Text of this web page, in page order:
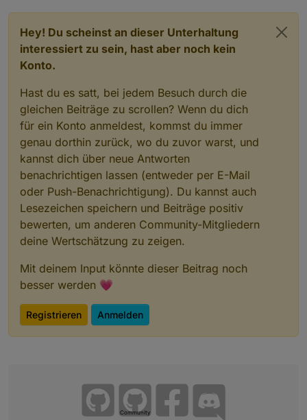
Hey! Du scheinst an dieser Unterhaltung
interessiert zu sein, hast aber noch kein
Konto.
Hast du es satt, bei jedem Besuch durch die
gleichen Beiträge zu scrollen? Wenn du dich
für ein Konto anmeldest, kommst du immer
genau dorthin zurück, wo du zuvor warst, und
kannst dich über neue Antworten
benachrichtigen lassen (entweder per E-Mail
oder Push-Benachrichtigung). Du kannst auch
Lesezeichen speichern und Beiträge positiv
bewerten, um anderen Community-Mitgliedern
deine Wertschätzung zu zeigen.
Mit deinem Input könnte dieser Beitrag noch
besser werden 💗
Registrieren Anmelden
Community